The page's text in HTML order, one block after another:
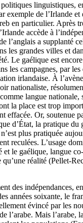
linguistiques,
exemple de l’Irlande et
en particulier. Après
accède à
l’anglais a supplanté
les grandes villes et
Le gaélique est
les campagnes, par les
irlandaise. À
nationaliste,
langue nationale,
la place est trop
effacée. Or, soutenue
d’État, la pratique du
plus pratiquée
reculées. L’usage
et le gaélique, langue
réalité (Pellet-
des indépendances,
années soixante, le
évincé par les
l’arabe. Mais l’arabe,